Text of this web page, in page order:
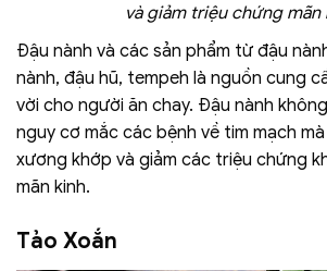
và giảm triệu chứng mãn
Đậu nành và các sản phẩm từ đậu
nành, đậu hũ, tempeh là nguồn cung
vời cho người ăn chay. Đậu nành
nguy cơ mắc các bệnh về tim mạch
xương khớp và giảm các triệu chứng
mãn kinh.
Tảo Xoắn